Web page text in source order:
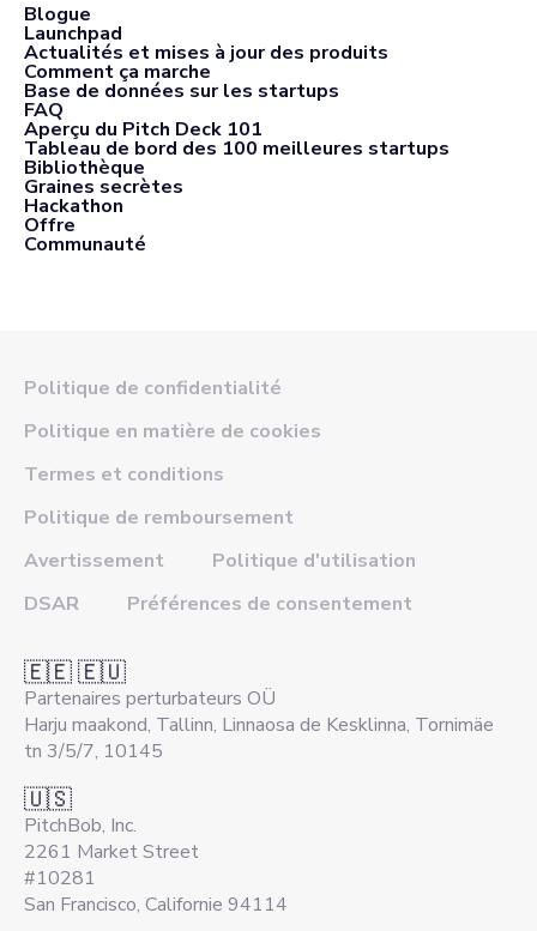
Blogue
Launchpad
Actualités et mises à jour des produits
Comment ça marche
Base de données sur les startups
FAQ
Aperçu du Pitch Deck 101
Tableau de bord des 100 meilleures startups
Bibliothèque
Graines secrètes
Hackathon
Offre
Communauté
Politique de confidentialité
Politique en matière de cookies
Termes et conditions
Politique de remboursement
Avertissement
Politique d'utilisation
DSAR
Préférences de consentement
🇪🇪 🇪🇺
Partenaires perturbateurs OÜ
Harju maakond, Tallinn, Linnaosa de Kesklinna, Tornimäe
tn 3/5/7, 10145
🇺🇸
PitchBob, Inc.
2261 Market Street
#10281
San Francisco, Californie 94114